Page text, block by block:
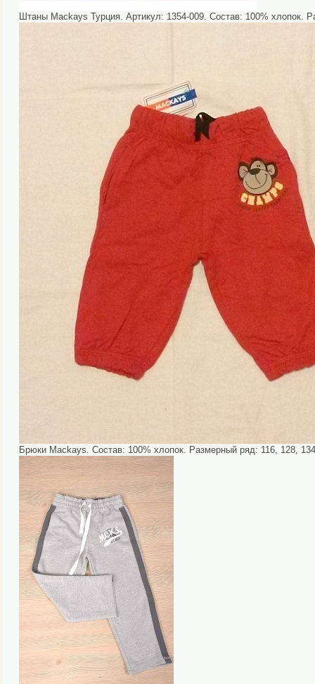
Штаны Mackays Турция. Артикул: 1354-009. Состав: 100% хлопок.
Брюки Mackays. Состав: 100% хлопок. Размерный ряд: 116, 128,